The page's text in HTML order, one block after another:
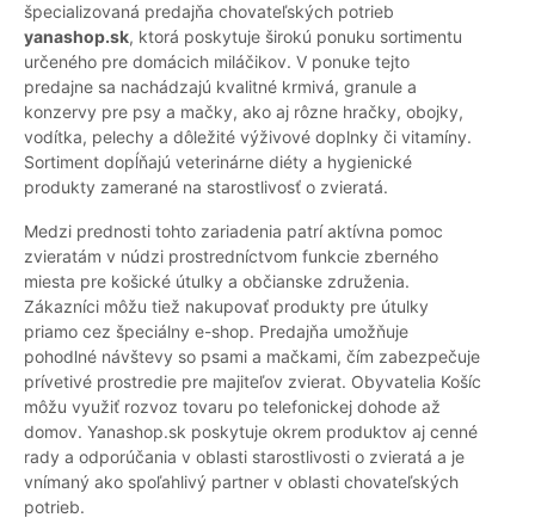
špecializovaná predajňa chovateľských potrieb
yanashop.sk, ktorá poskytuje širokú ponuku sortimentu
určeného pre domácich miláčikov. V ponuke tejto
predajne sa nachádzajú kvalitné krmivá, granule a
konzervy pre psy a mačky, ako aj rôzne hračky, obojky,
vodítka, pelechy a dôležité výživové doplnky či vitamíny.
Sortiment dopĺňajú veterinárne diéty a hygienické
produkty zamerané na starostlivosť o zvieratá.
Medzi prednosti tohto zariadenia patrí aktívna pomoc
zvieratám v núdzi prostredníctvom funkcie zberného
miesta pre košické útulky a občianske združenia.
Zákazníci môžu tiež nakupovať produkty pre útulky
priamo cez špeciálny e-shop. Predajňa umožňuje
pohodlné návštevy so psami a mačkami, čím zabezpečuje
prívetivé prostredie pre majiteľov zvierat. Obyvatelia Košíc
môžu využiť rozvoz tovaru po telefonickej dohode až
domov. Yanashop.sk poskytuje okrem produktov aj cenné
rady a odporúčania v oblasti starostlivosti o zvieratá a je
vnímaný ako spoľahlivý partner v oblasti chovateľských
potrieb.